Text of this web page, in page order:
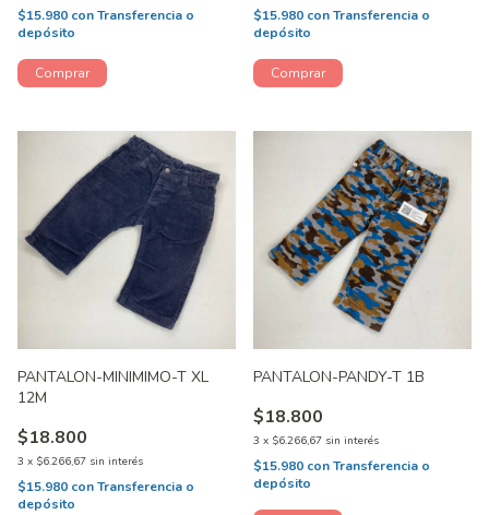
$15.980 conTransferencia o
depósito
$15.980 conTransferencia o
depósito
PANTALON-MINIMIMO-T XL
12M
$18.800
3 x $6.266,67 sin interés
$15.980 conTransferencia o
depósito
PANTALON-PANDY-T 1B
$18.800
3 x $6.266,67 sin interés
$15.980 conTransferencia o
depósito